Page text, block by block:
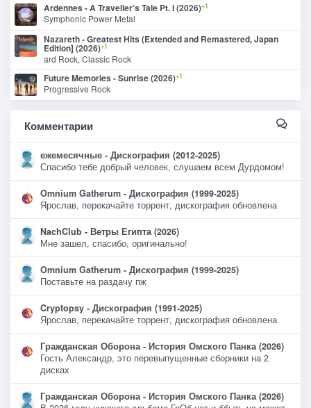
Ardennes - A Traveller's Tale Pt. I (2026)+1
Symphonic Power Metal
Nazareth - Greatest Hits (Extended and Remastered, Japan
Edition] (2026)+1
ard Rock, Classic Rock
Future Memories - Sunrise (2026)+1
Progressive Rock
Комментарии
ежемесячные - Дискография (2012-2025)
Спасибо тебе добрый человек, слушаем всем Дурдомом!
Omnium Gatherum - Дискография (1999-2025)
Ярослав, перекачайте торрент, дискография обновлена
NachClub - Ветры Египта (2026)
Мне зашел, спасибо, оригинально!
Omnium Gatherum - Дискография (1999-2025)
Поставьте на раздачу пж
Cryptopsy - Дискография (1991-2025)
Ярослав, перекачайте торрент, дискография обновлена
Гражданская Оборона - История Омского Панка (2026)
Гость Александр, это перевыпущенные сборники на 2
дисках
Гражданская Оборона - История Омского Панка (2026)